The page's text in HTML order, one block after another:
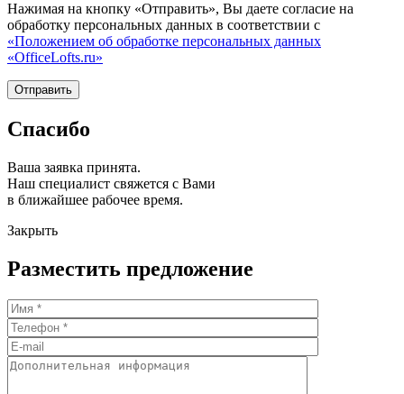
Нажимая на кнопку «Отправить», Вы даете согласие на
обработку персональных данных в соответствии с
«Положением об обработке персональных данных
«OfficeLofts.ru»
Спасибо
Ваша заявка принята.
Наш специалист свяжется с Вами
в ближайшее рабочее время.
Закрыть
Разместить предложение